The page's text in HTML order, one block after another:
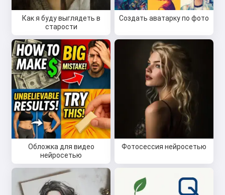
Как я буду выглядеть в
старости
Создать аватарку по фото
Обложка для видео
нейросетью
Фотосессия нейросетью